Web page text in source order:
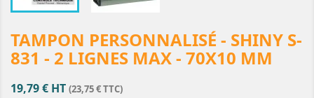
TAMPON PERSONNALISÉ - SHINY S-
831 - 2 LIGNES MAX - 70X10 MM
19,79 € HT (23,75 € TTC)